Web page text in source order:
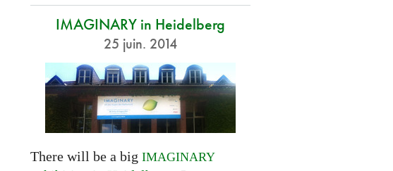
IMAGINARY in Heidelberg
25 juin. 2014
There will be a big IMAGINARY